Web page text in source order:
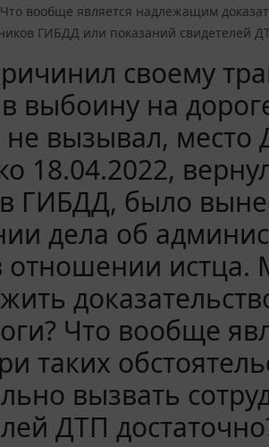
вообще является надлежащим
ГИБДД или показаний свидетелей
своему
выбоину на
вызывал, место
18.04.2022,
ГИБДД, было
дела об
истца.
Что вообще
таких
вызвать
ДТП